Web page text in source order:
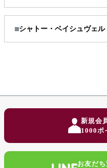
シャトー・ベイシュヴェル
新規会
1000ポ
お友だ